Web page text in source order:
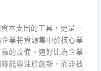
本支出的工具，更是一
業將資源集中於核心業
的設備。這好比為企業
能專注於創新，而非被